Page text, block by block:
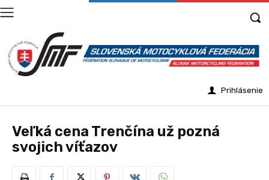
Prihlásenie
Veľká cena Trenčína už pozná
svojich víťazov